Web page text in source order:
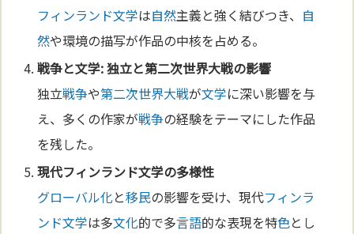
フィンランド文学は自然主義と強く結びつき、 自
然や環境の描写が作品の中核を占める。
戦争と文学: 独立と第二次世界大戦の影響
独立戦争や第二次世界大戦が文学に深い影響を与
え、多くの作家が戦争の経験をテーマにした作品
を残した。
現代フィンランド文学の多様性
グローバル化と移民の影響を受け、現代フィンラ
ンド文学は多文化的で多言語的な表現を特色とし